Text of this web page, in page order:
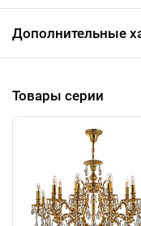
Дополнительные
Товары серии